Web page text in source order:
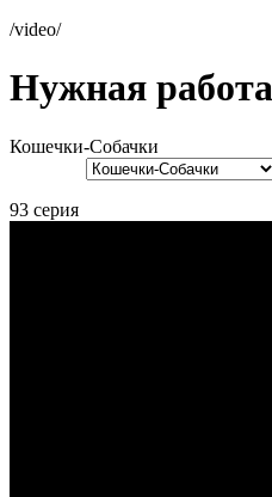
/video/
Нужная работа
Кошечки-Собачки
93 серия